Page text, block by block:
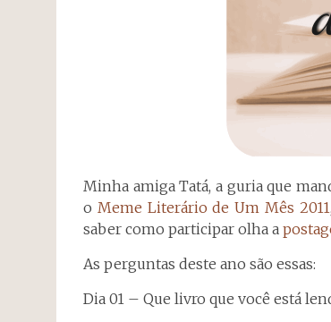
Minha amiga Tatá, a guria que
o Meme Literário de Um Mês 2011
saber como participar olha a
As perguntas deste ano são essas:
Dia 01 – Que livro que você está